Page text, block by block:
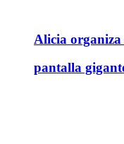
Alicia organiza
pantalla